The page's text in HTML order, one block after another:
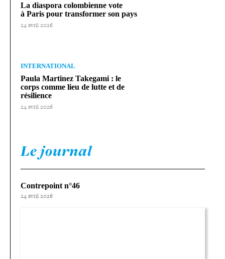
La diaspora colom­bienne vote
à Paris pour trans­for­mer son pays
24 avril 2026
INTERNATIONAL
Paula Martinez Takegami : le
corps comme lieu de lutte et de
résilience
24 avril 2026
Le journal
Contrepoint n°46
24 avril 2026